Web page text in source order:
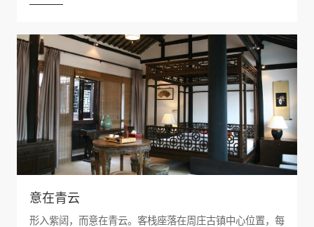
意在青云
形入紫闼，而意在青云。客栈座落在周庄古镇中心位置，每